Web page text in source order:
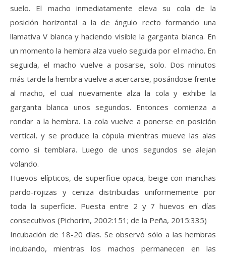
suelo. El macho inmediatamente eleva su cola de la
posición horizontal a la de ángulo recto formando una
llamativa V blanca y haciendo visible la garganta blanca. En
un momento la hembra alza vuelo seguida por el macho. En
seguida, el macho vuelve a posarse, solo. Dos minutos
más tarde la hembra vuelve a acercarse, posándose frente
al macho, el cual nuevamente alza la cola y exhibe la
garganta blanca unos segundos. Entonces comienza a
rondar a la hembra. La cola vuelve a ponerse en posición
vertical, y se produce la cópula mientras mueve las alas
como si temblara. Luego de unos segundos se alejan
volando.
Huevos elípticos, de superficie opaca, beige con manchas
pardo-rojizas y ceniza distribuidas uniformemente por
toda la superficie. Puesta entre 2 y 7 huevos en días
consecutivos (Pichorim, 2002:151; de la Peña, 2015:335)
Incubación de 18-20 días. Se observó sólo a las hembras
incubando, mientras los machos permanecen en las